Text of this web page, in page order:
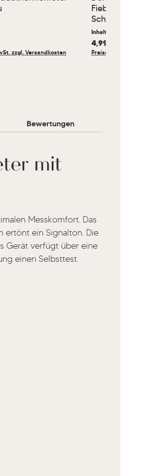
zzgl. Versandkosten
Schutzhüllen
Inhalt:
Regulärer Preis:
4,99 €
Preise inkl. MwSt. zzgl.
Bewertungen
mit
Messkomfort. Das
ertönt ein Signalton. Die
Gerät verfügt über eine
einen Selbsttest.